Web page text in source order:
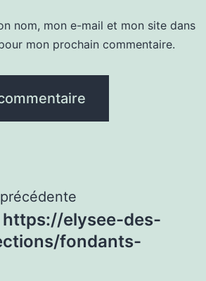
nom, mon e-mail et mon site dans
mon prochain commentaire.
https://elysee-des-
fondants-